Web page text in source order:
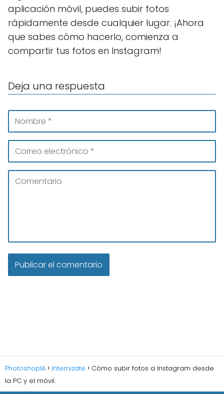
aplicación móvil, puedes subir fotos
rápidamente desde cualquier lugar. ¡Ahora
que sabes cómo hacerlo, comienza a
compartir tus fotos en Instagram!
Deja una respuesta
PhotoshopIA Internizate
Cómo subir fotos a Instagram desde
la PC y el móvil.